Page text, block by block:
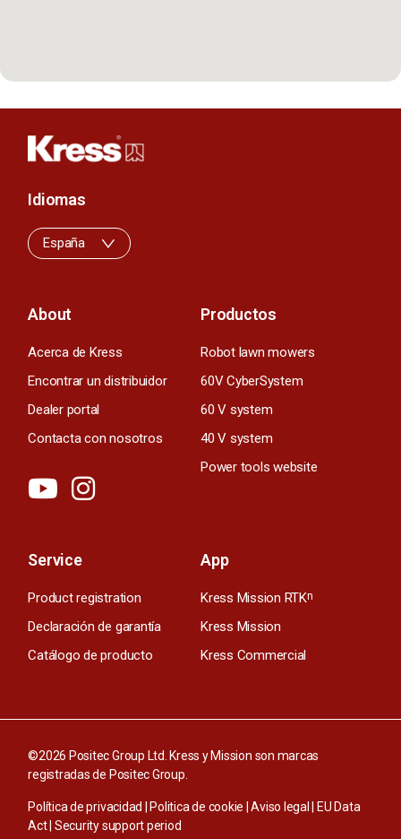
About
Acerca de Kress
Encontrar un distribuidor
Dealer portal
Contacta con nosotros
Productos
Robot lawn mowers
60V CyberSystem
60 V system
40 V system
Power tools website
Service
Product registration
Declaración de garantía
Catálogo de producto
App
Kress Mission RTKn
Kress Mission
Kress Commercial
Idiomas
España
©2026 Positec Group Ltd. Kress y Mission son marcas
registradas de Positec Group.
Política de privacidad Politica de cookie |Aviso legal
EU Data
Act| Security support period